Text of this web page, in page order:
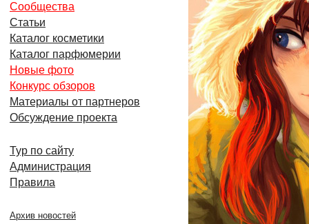
Сообщества
Статьи
Каталог косметики
Каталог парфюмерии
Новые фото
Конкурс обзоров
Материалы от партнеров
Обсуждение проекта
Тур по сайту
Администрация
Правила
Архив новостей